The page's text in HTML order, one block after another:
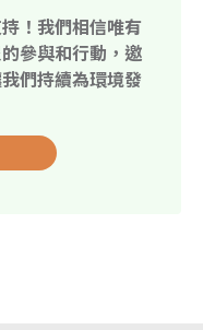
！我們相信唯有
參與和行動，邀
們持續為環境發